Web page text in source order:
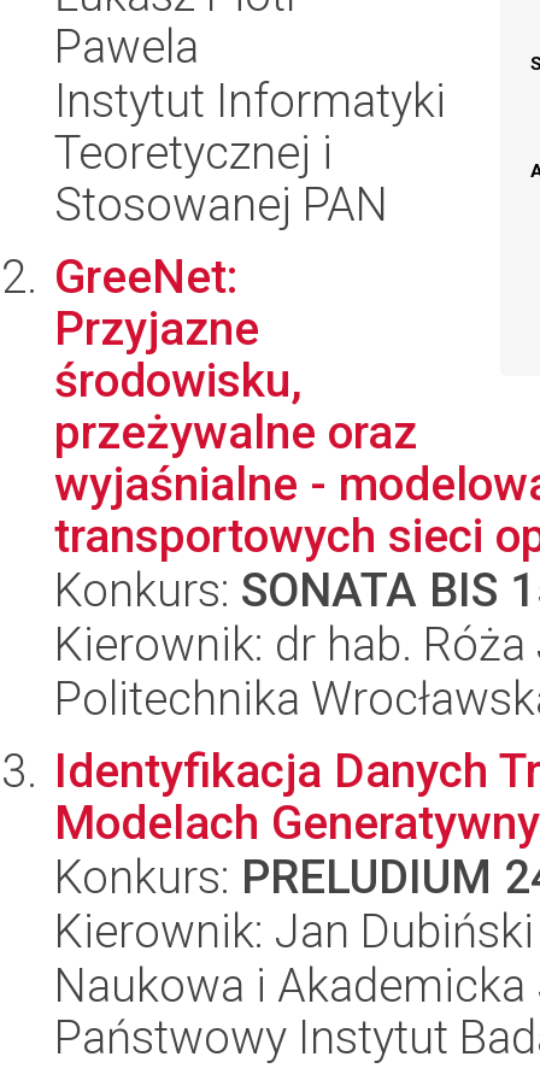
Pawela
Instytut Informatyki
Teoretycznej i
Stosowanej PAN
GreeNet:
Przyjazne
środowisku,
przeżywalne oraz
wyjaśnialne -
transportowych sieci
Konkurs: SONATA BIS
Kierownik: dr hab.
Politechnika
Identyfikacja Danych
Modelach
Konkurs: PRELUDIUM
Kierownik: Jan Dubiński
Naukowa i
Państwowy Instytut